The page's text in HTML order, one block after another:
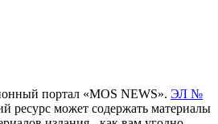
портал «MOS NEWS». ЭЛ №
ресурс может содержать материалы